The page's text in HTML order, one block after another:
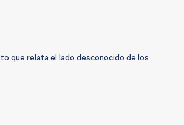
que relata el lado desconocido de los